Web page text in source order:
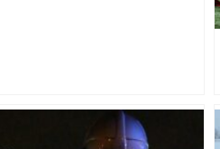
Perpignan a une